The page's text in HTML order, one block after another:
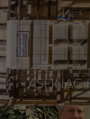
ASFINAG